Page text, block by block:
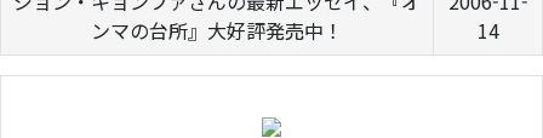
ンマの台所』大好評発売中！
14